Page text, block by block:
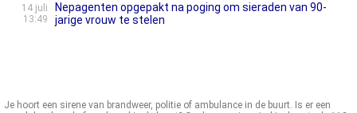
14 juli
13:49
Nepagenten opgepakt na poging om sieraden van 90-
jarige vrouw te stelen
Je hoort een sirene van brandweer, politie of ambulance in de buurt. Is er een